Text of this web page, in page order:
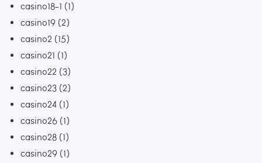
casino18-1 (1)
casino19 (2)
casino2 (15)
casino21 (1)
casino22 (3)
casino23 (2)
casino24 (1)
casino26 (1)
casino28 (1)
casino29 (1)